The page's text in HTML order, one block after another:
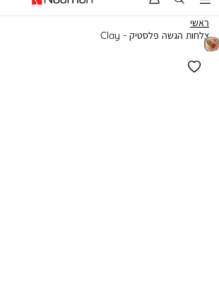
ראשי
צלחות הגשה פלסטיק - Clay